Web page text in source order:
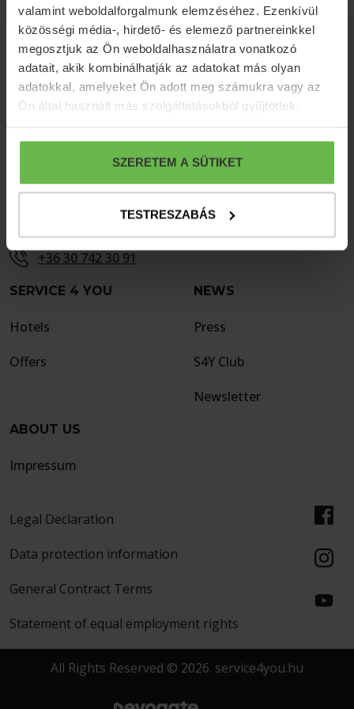
valamint weboldalforgalmunk elemzéséhez. Ezenkívül
közösségi média-, hirdető- és elemező partnereinkkel
megosztjuk az Ön weboldalhasználatra vonatkozó
adatait, akik kombinálhatják az adatokat más olyan
adatokkal, amelyeket Ön adott meg számukra vagy az
Ön által használt más szolgáltatásokból gyűjtöttek.
SZERETEM A SÜTIKET
TESTRESZABÁS
CONTACT
H-7081 Simontornya, Malom út 33-34.
+36 74 486 560
+36 74 486 566
+36 74 486 568
+36 30 742 30 91
SERVICE 4 YOU
Hotels
Offers
NEWS
Press
S4Y Club
Newsletter
ABOUT US
Impressum
Legal Declaration
Data protection information
General Contract Terms
Statement of equal employment rights
All Rights Reserved © 2026. service4you.hu